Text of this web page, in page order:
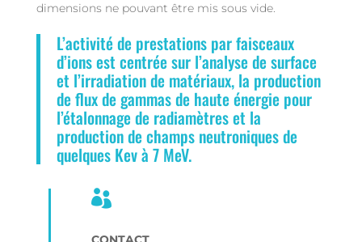
dimensions ne pouvant être mis sous vide.
L’activité de prestations par faisceaux
d’ions est centrée sur l’analyse de surface
et l’irradiation de matériaux, la production
de flux de gammas de haute énergie pour
l’étalonnage de radiamètres et la
production de champs neutroniques de
quelques Kev à 7 MeV.
